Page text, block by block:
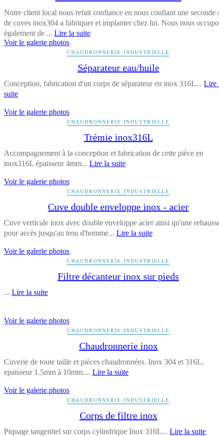
Notre client local nous refait confiance en nous confiant une seconde
de cuves inox304 a fabriquer et implanter chez lui. Nous nous
également de ... Lire la suite
Voir le galerie photos
CHAUDRONNERIE INDUSTRIELLE
Séparateur eau/huile
Conception, fabrication d'un corps de séparateur en inox 316L... Lire
suite
Voir le galerie photos
CHAUDRONNERIE INDUSTRIELLE
Trémie inox316L
Accompagnement à la conception et fabrication de cette pièce en
inox316L épaisseur 4mm... Lire la suite
Voir le galerie photos
CHAUDRONNERIE INDUSTRIELLE
Cuve double enveloppe inox - acier
Cuve verticale inox avec double enveloppe acier ainsi qu'une
pour accès jusqu'au trou d'homme... Lire la suite
Voir le galerie photos
CHAUDRONNERIE INDUSTRIELLE
Filtre décanteur inox sur pieds
... Lire la suite
Voir le galerie photos
CHAUDRONNERIE INDUSTRIELLE
Chaudronnerie inox
Cuverie de toute taille et pièces chaudronnées. Inox 304 et 316L,
epaisseur 1.5mm à 10mm.... Lire la suite
Voir le galerie photos
CHAUDRONNERIE INDUSTRIELLE
Corps de filtre inox
Piquage tangentiel sur corps cylindrique Inox 316L... Lire la suite